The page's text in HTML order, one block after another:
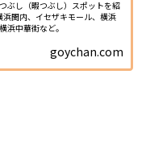
ぶし（暇つぶし）スポットを紹
浜関内、イセザキモール、横浜
浜中華街など。
goychan.com